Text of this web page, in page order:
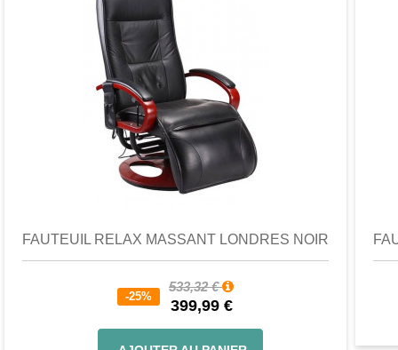
FAUTEUIL RELAX MASSANT LONDRES NOIR
-25%
533,32 €
399,99 €
Favori